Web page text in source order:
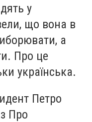
у
що вона в
а
Про це
українська.
Петро
Про